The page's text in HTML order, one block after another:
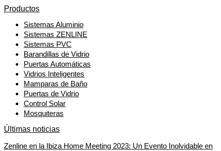
Productos
Sistemas Aluminio
Sistemas ZENLINE
Sistemas PVC
Barandillas de Vidrio
Puertas Automáticas
Vidrios Inteligentes
Mamparas de Baño
Puertas de Vidrio
Control Solar
Mosquiteras
Últimas noticias
Zenline en la Ibiza Home Meeting 2023: Un Evento Inolvidable en